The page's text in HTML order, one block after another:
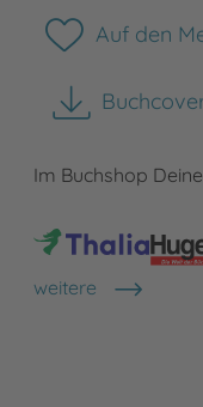
Auf den
Im Buchshop
weitere
Shops anzeigen